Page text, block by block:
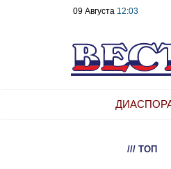
09 Августа 12:03
/// ТОП